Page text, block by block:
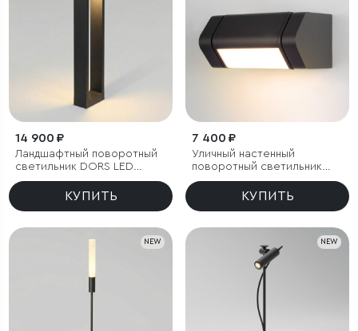
14 900 ₽
Ландшафтный поворотный
светильник DORS LED
3000K IP54
КУПИТЬ
7 400 ₽
Уличный настенный
поворотный светильник
DORS 3000K черный
КУПИТЬ
NEW NEW